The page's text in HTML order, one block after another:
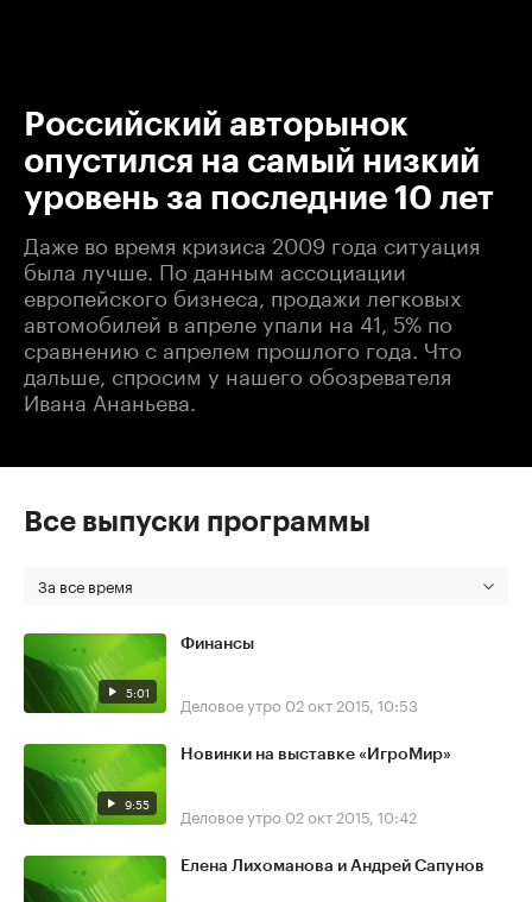
Российский авторынок
опустился на самый низкий
уровень за последние 10 лет
Даже во время кризиса 2009 года ситуация
была лучше. По данным ассоциации
европейского бизнеса, продажи легковых
автомобилей в апреле упали на 41, 5% по
сравнению с апрелем прошлого года. Что
дальше, спросим у нашего обозревателя
Ивана Ананьева.
Все выпуски программы
За все время
5:01
Финансы
Деловое утро 02 окт 2015, 10:53
9:55
Новинки на выставке «ИгроМир»
Деловое утро 02 окт 2015, 10:42
Елена Лихоманова и Андрей Сапунов